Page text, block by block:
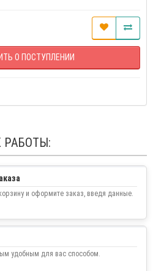
О ПОСТУПЛЕНИИ
и оформите заказ, введя данные.
удобным для вас способом.